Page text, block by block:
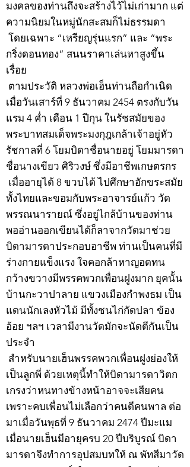
มงคลของท่านถึงจะสร้างไว้ไม่เก่ามาก แต่
ความนิยมในหมู่นักสะสมก็ไม่ธรรมดา
โดยเฉพาะ “เหรียญรุ่นแรก” และ “พระ
กริ่งดอนทอง” สนนราคาเล่นหาสูงขึ้น
เรื่อย
ตามประวัติ หลวงพ่อเฮ็นท่านถือกำเนิด
เมื่อวันเสาร์ที่ 9 ธันวาคม 2454 ตรงกับวัน
แรม 4 ค่ำ เดือน 1 ปีกุน ในรัชสมัยของ
พระบาทสมเด็จพระมงกุฎเกล้าเจ้าอยู่หัว
รัชกาลที่ 6 โยมบิดาชื่อนายอยู่ โยมมารดา
ชื่อนางเขียว ศิริวงษ์ ซึ่งมีอาชีพเกษตรกร
เมื่ออายุได้ 8 ขวบได้ ไปศึกษาอักขระสมัย
ทั้งไทยและขอมกับพระอาจารย์แก้ว วัด
พรรณนารายณ์ ซึ่งอยู่ไกล้บ้านของท่าน
พออ่านออกเขียนได้ก็ลาจากวัดมาช่วย
บิดามารดาประกอบอาชีพ ท่านเป็นคนที่มี
ร่างกายแข็งแรง ใจคอกล้าหาญอดทน
กว้างขวางมีพรรคพวกเพื่อนฝูงมาก ยุคนั้น
บ้านกะวาปาลาย แขวงเมืองกำพงธม เป็น
แดนนักเลงหัวไม้ มีทั้งชนไก่กัดปลา ข้อง
อ้อย ฯลฯ เวลามีงานวัดมักจะนัดตีกันเป็น
ประจำ
สำหรับนายเฮ็นพรรคพวกเพื่อนฝูงย่องให้
เป็นลูกพี่ ด้วยเหตุนี้ทำให้บิดามารดาวิตก
เกรงว่าหนทางข้างหน้าอาจจะเสียคน
เพราะคบเพื่อนไม่เลือกว่าคนดีคนพาล ต่อ
มาเมื่อวันพุธที่ 9 ธันวาคม 2474 ปีมะแม
เมื่อนายเฮ็นมีอายุครบ 20 ปีบริบูรณ์ บิดา
มารดาจึงทำการอุปสมบทให้ ณ พัทสีมาวัด